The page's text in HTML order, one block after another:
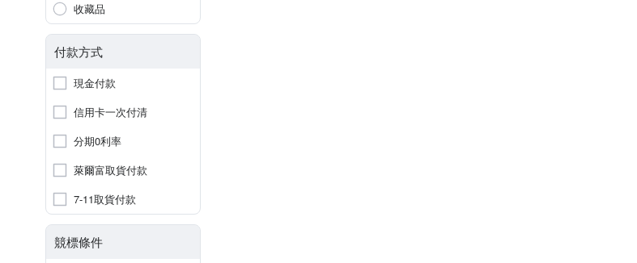
收藏品
付款方式
現金付款
信用卡一次付清
分期0利率
萊爾富取貨付款
7-11取貨付款
競標條件